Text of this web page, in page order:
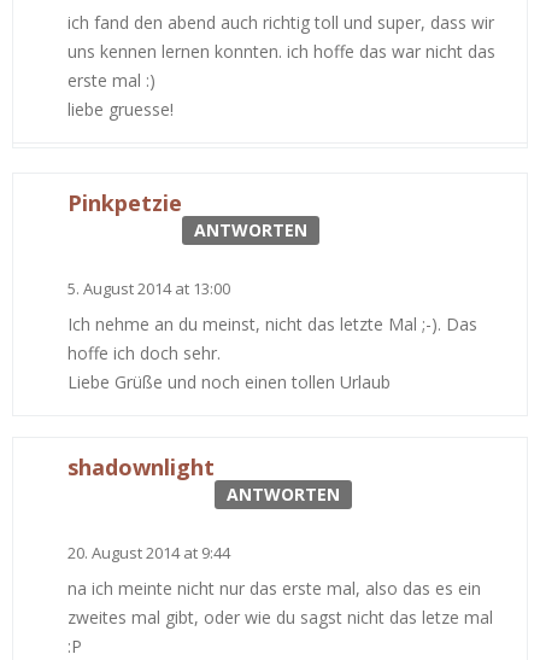
ich fand den abend auch richtig toll und super, dass wir
uns kennen lernen konnten. ich hoffe das war nicht das
erste mal :)
liebe gruesse!
Pinkpetzie
ANTWORTEN
5. August 2014 at 13:00
Ich nehme an du meinst, nicht das letzte Mal ;-). Das
hoffe ich doch sehr.
Liebe Grüße und noch einen tollen Urlaub
shadownlight
ANTWORTEN
20. August 2014 at 9:44
na ich meinte nicht nur das erste mal, also das es ein
zweites mal gibt, oder wie du sagst nicht das letze mal
:P